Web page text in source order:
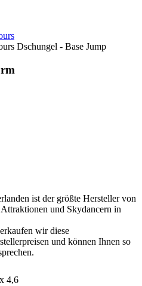
Dschungel - Base Jump
ist der größte Hersteller von
und Skydancern in
wir diese
und können Ihnen so
4,6